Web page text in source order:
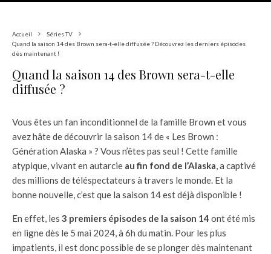
Accueil
Séries TV
Quand la saison 14 des Brown sera-t-elle diffusée ? Découvrez les derniers épisodes
dès maintenant !
Quand la saison 14 des Brown sera-t-elle
diffusée ?
Vous êtes un fan inconditionnel de la famille Brown et vous
avez hâte de découvrir la saison 14 de « Les Brown :
Génération Alaska » ? Vous n’êtes pas seul ! Cette famille
atypique, vivant en autarcie au fin fond de l’Alaska, a captivé
des millions de téléspectateurs à travers le monde. Et la
bonne nouvelle, c’est que la saison 14 est déjà disponible !
En effet, les 3 premiers épisodes de la saison 14 ont été mis
en ligne dès le 5 mai 2024, à 6h du matin. Pour les plus
impatients, il est donc possible de se plonger dès maintenant